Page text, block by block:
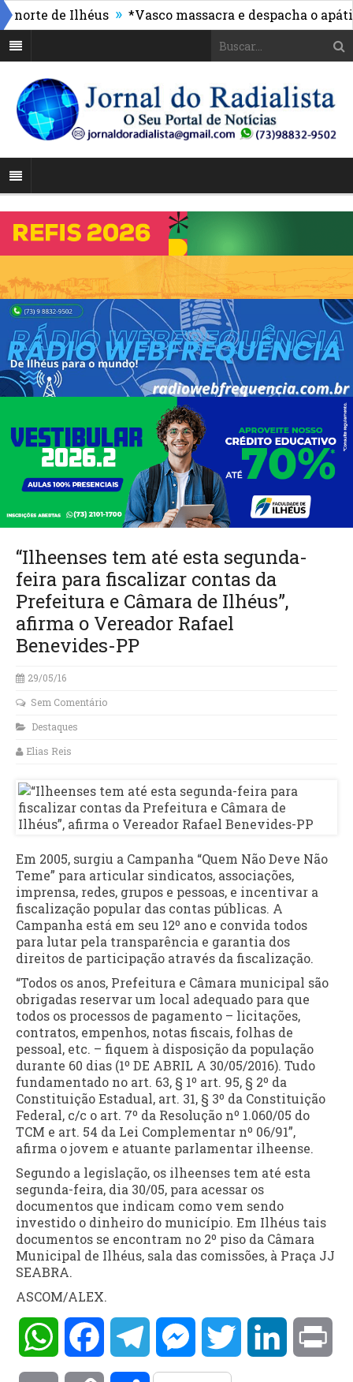
de Ilhéus » *Vasco massacra e despacha o apático
“Ilheenses tem até esta segunda-
feira para fiscalizar contas da
Prefeitura e Câmara de Ilhéus”,
afirma o Vereador Rafael
Benevides-PP
29/05/16
Sem Comentário
Destaques
Elias Reis
Em 2005, surgiu a Campanha “Quem Não Deve Não
Teme” para articular sindicatos, associações,
imprensa, redes, grupos e pessoas, e incentivar a
fiscalização popular das contas públicas. A
Campanha está em seu 12º ano e convida todos
para lutar pela transparência e garantia dos
direitos de participação através da fiscalização.
“Todos os anos, Prefeitura e Câmara municipal são
obrigadas reservar um local adequado para que
todos os processos de pagamento – licitações,
contratos, empenhos, notas fiscais, folhas de
pessoal, etc. – fiquem à disposição da população
durante 60 dias (1º DE ABRIL A 30/05/2016). Tudo
fundamentado no art. 63, § 1º art. 95, § 2º da
Constituição Estadual, art. 31, § 3º da Constituição
Federal, c/c o art. 7º da Resolução nº 1.060/05 do
TCM e art. 54 da Lei Complementar nº 06/91”,
afirma o jovem e atuante parlamentar ilheense.
Segundo a legislação, os ilheenses tem até esta
segunda-feira, dia 30/05, para acessar os
documentos que indicam como vem sendo
investido o dinheiro do município. Em Ilhéus tais
documentos se encontram no 2º piso da Câmara
Municipal de Ilhéus, sala das comissões, à Praça JJ
SEABRA.
ASCOM/ALEX.
WhatsAppFacebookTelegramMessengerTwitter LinkedIn